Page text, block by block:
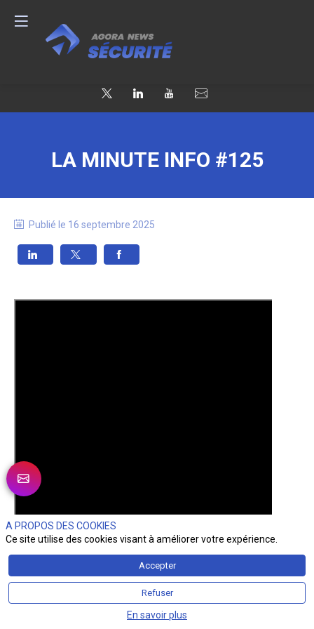
LA MINUTE INFO #125
Publié le 16 septembre 2025
Présenté par Jérôme Papin
A PROPOS DES COOKIES
Ce site utilise des cookies visant à améliorer votre expérience.
Accepter
Refuser
En savoir plus